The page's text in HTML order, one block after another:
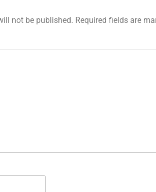
not be published. Required fields are